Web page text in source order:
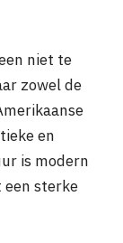
niet te
zowel de
en
is modern
een sterke